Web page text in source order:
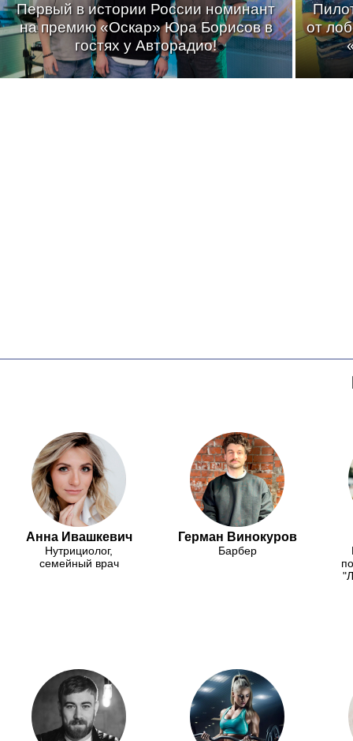
Первый в истории России номинант
на премию «Оскар» Юра Борисов в
гостях у Авторадио!
от
Анна Ивашкевич
Нутрициолог,
семейный врач
Герман Винокуров
Барбер